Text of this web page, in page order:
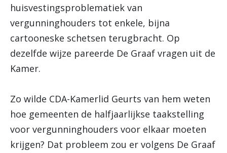
huisvestingsproblematiek van
vergunninghouders tot enkele, bijna
cartooneske schetsen terugbracht. Op
dezelfde wijze pareerde De Graaf vragen uit de
Kamer.
Zo wilde CDA-Kamerlid Geurts van hem weten
hoe gemeenten de halfjaarlijkse taakstelling
voor vergunninghouders voor elkaar moeten
krijgen? Dat probleem zou er volgens De Graaf